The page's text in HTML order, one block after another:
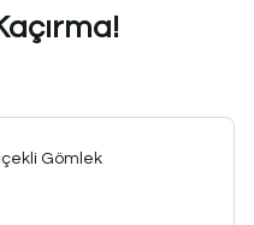
Gömlek